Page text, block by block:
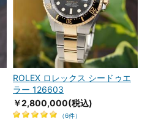
ROLEX ロレックス シードゥエ
ラー 126603
￥2,800,000(税込)
（6件）